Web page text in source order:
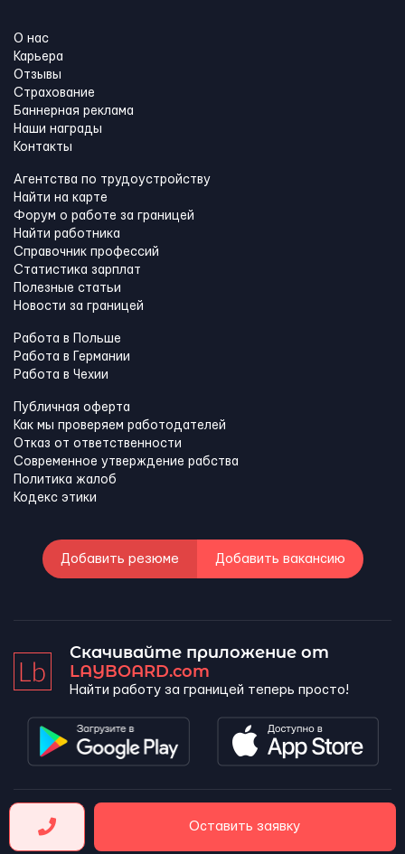
Оставить заявку
О нас
Карьера
Отзывы
Страхование
Баннерная реклама
Наши награды
Контакты
Агентства по трудоустройству
Найти на карте
Форум о работе за границей
Найти работника
Справочник профессий
Статистика зарплат
Полезные статьи
Новости за границей
Работа в Польше
Работа в Германии
Работа в Чехии
Публичная оферта
Как мы проверяем работодателей
Отказ от ответственности
Современное утверждение рабства
Политика жалоб
Кодекс этики
Добавить резюме Добавить вакансию
Скачивайте приложение от
LAYBOARD.com
Найти работу за границей теперь просто!
LAYBOARD, SL Copyright 2026 ©